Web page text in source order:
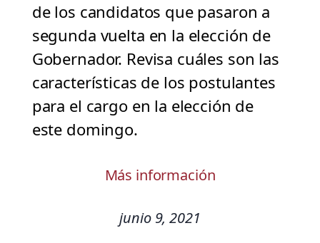
de los candidatos que pasaron a
segunda vuelta en la elección de
Gobernador. Revisa cuáles son las
características de los postulantes
para el cargo en la elección de
este domingo.
Más información
junio 9, 2021